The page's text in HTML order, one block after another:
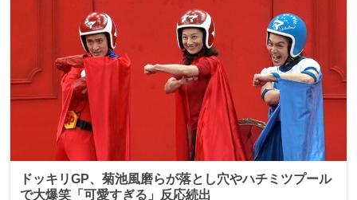
ドッキリGP、菊池風磨らが落とし穴やハチミツプール
で大爆笑「可愛すぎる」反応続出